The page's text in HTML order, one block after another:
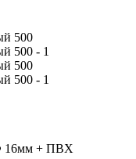
16мм + ПВХ